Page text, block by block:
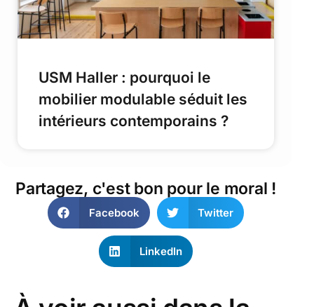
USM Haller : pourquoi le
mobilier modulable séduit les
intérieurs contemporains ?
Partagez, c'est bon pour le moral !
Facebook Twitter
LinkedIn